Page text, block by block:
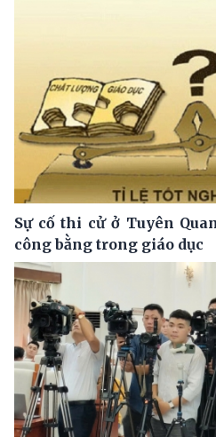
Sự cố thi cử ở Tuyên
công bằng trong giáo dục